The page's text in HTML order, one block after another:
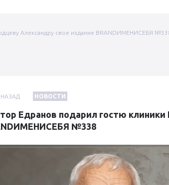
Александру свое издание BRANDИМЕНИСЕБЯ
НАЗАД НОВОСТИ
Едранов подарил гостю
№338